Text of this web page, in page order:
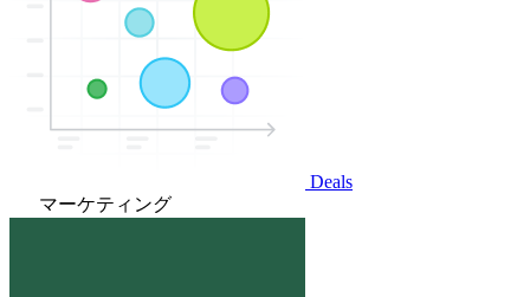
Deals
マーケティング